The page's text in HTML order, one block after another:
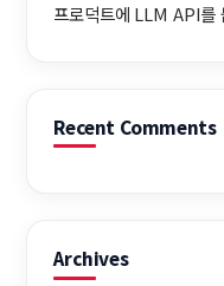
프로덕트에 LLM API를
Recent Comments
Archives